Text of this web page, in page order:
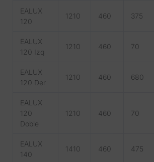
EALUX
120
1210 460 375
EALUX
120 Izq
1210 460 70
EALUX
120 Der
1210 460 680
EALUX
120
Doble
1210 460 70
EALUX
140
1410 460 475